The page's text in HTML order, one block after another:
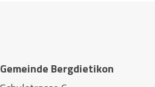
Footer
Gemeinde Bergdietikon